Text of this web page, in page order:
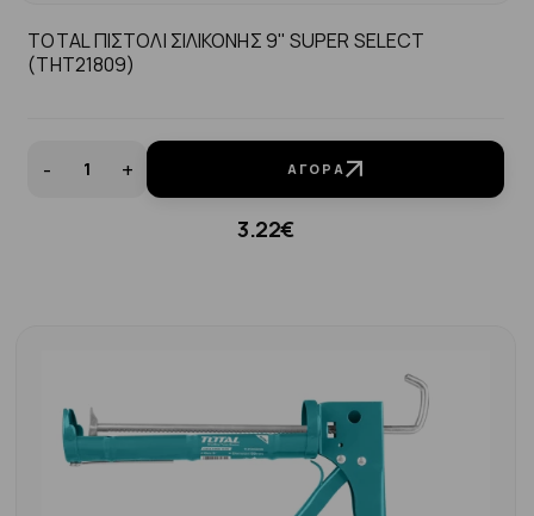
TOTAL ΠΙΣΤΟΛΙ ΣΙΛΙΚΟΝΗΣ 9" SUPER SELECT
(THT21809)
- + ΑΓΟΡΆ
3.22€